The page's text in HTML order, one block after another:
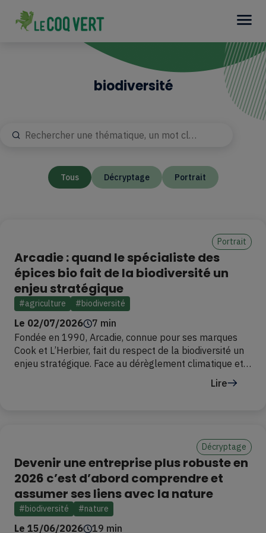
biodiversité
Recherche
Rechercher
Tous Décryptage Portrait
Portrait
Arcadie : quand le spécialiste des
épices bio fait de la biodiversité un
enjeu stratégique
#agriculture #biodiversité
Le 02/07/2026
7 min
Fondée en 1990, Arcadie, connue pour ses marques
Cook et L’Herbier, fait du respect de la biodiversité un
enjeu stratégique. Face au dérèglement climatique et
approvisionnements agricoles, l’entreprise gardoise
Lire
Décryptage
Devenir une entreprise plus robuste en
2026 c’est d’abord comprendre et
assumer ses liens avec la nature
#biodiversité #nature
Le 15/06/2026
19 min